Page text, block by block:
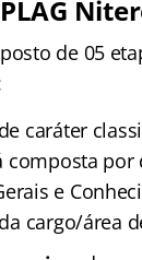
de 05
caráter
por
e
cargo/área